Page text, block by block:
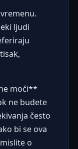
ljudi
moći**
ne budete
često
bi se ova
o